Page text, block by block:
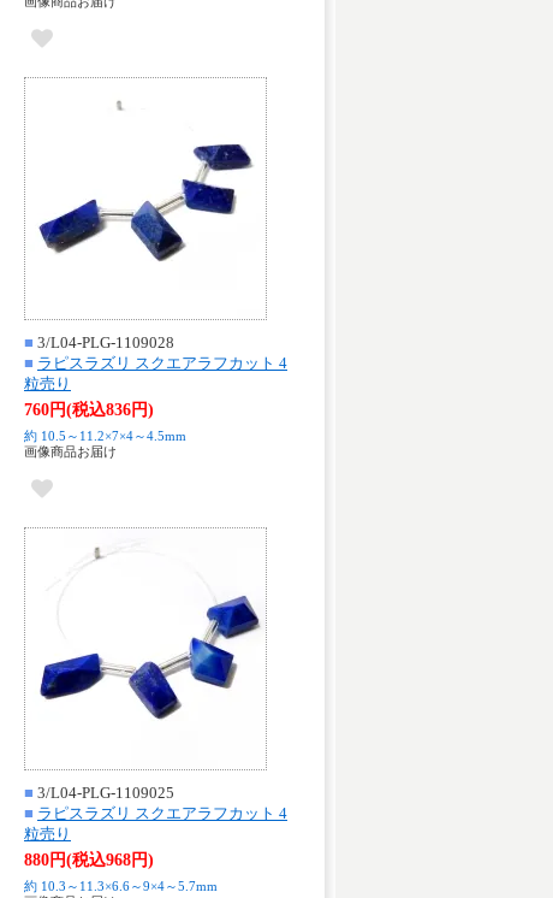
■ 3/L04-PLG-1109028
■ ラピスラズリ スクエアラフカット 4
粒売り
760円(税込836円)
約 10.5～11.2×7×4～4.5mm
画像商品お届け
■ 3/L04-PLG-1109025
■ ラピスラズリ スクエアラフカット 4
粒売り
880円(税込968円)
約 10.3～11.3×6.6～9×4～5.7mm